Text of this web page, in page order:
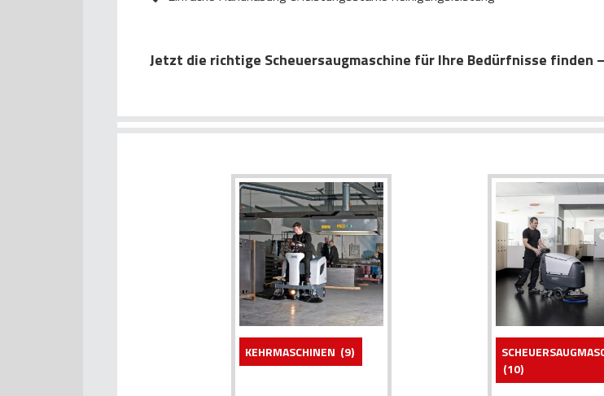
Jetzt die richtige Scheuersaugmaschine für Ihre Bedürfnisse finden
KEHRMASCHINEN (9)
(10)